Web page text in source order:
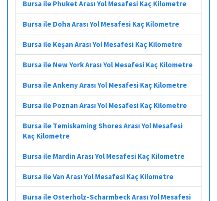
Bursa ile Phuket Arası Yol Mesafesi Kaç Kilometre
Bursa ile Doha Arası Yol Mesafesi Kaç Kilometre
Bursa ile Keşan Arası Yol Mesafesi Kaç Kilometre
Bursa ile New York Arası Yol Mesafesi Kaç Kilometre
Bursa ile Ankeny Arası Yol Mesafesi Kaç Kilometre
Bursa ile Poznan Arası Yol Mesafesi Kaç Kilometre
Bursa ile Temiskaming Shores Arası Yol Mesafesi
Kaç Kilometre
Bursa ile Mardin Arası Yol Mesafesi Kaç Kilometre
Bursa ile Van Arası Yol Mesafesi Kaç Kilometre
Bursa ile Osterholz-Scharmbeck Arası Yol Mesafesi